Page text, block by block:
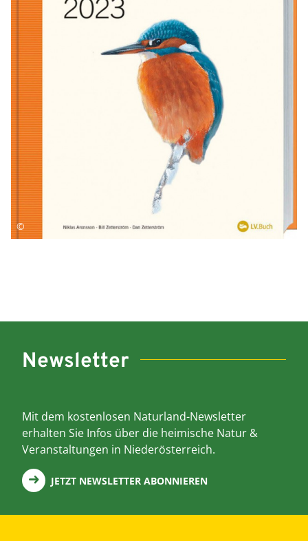
Newsletter
Mit dem kostenlosen Naturland-Newsletter
erhalten Sie Infos über die heimische Natur &
Veranstaltungen in Niederösterreich.
JETZT NEWSLETTER ABONNIEREN